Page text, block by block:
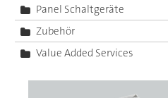
Panel Schaltgeräte
Zubehör
Value Added Services